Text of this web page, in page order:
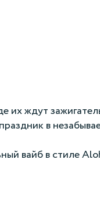
их ждут
в
вайб в стиле